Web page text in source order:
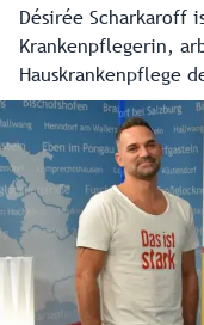
Désirée Scharkaroff
Krankenpflegerin,
Hauskrankenpflege
Pflegekampagne
bringen den Beruf
Salzburgerinnen und